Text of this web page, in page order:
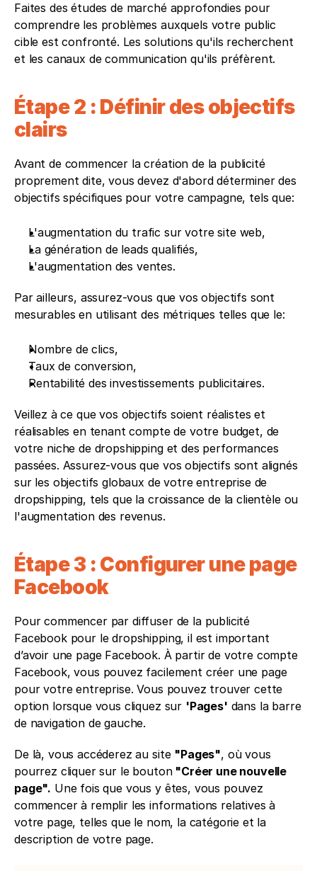
Faites des études de marché approfondies pour
comprendre les problèmes auxquels votre public
cible est confronté. Les solutions qu'ils recherchent
et les canaux de communication qu'ils préfèrent.
Étape 2 : Définir des objectifs
clairs
Avant de commencer la création de la publicité
proprement dite, vous devez d'abord déterminer des
objectifs spécifiques pour votre campagne, tels que:
L'augmentation du trafic sur votre site web,
La génération de leads qualifiés,
L'augmentation des ventes.
Par ailleurs, assurez-vous que vos objectifs sont
mesurables en utilisant des métriques telles que le:
Nombre de clics,
Taux de conversion,
Rentabilité des investissements publicitaires.
Veillez à ce que vos objectifs soient réalistes et
réalisables en tenant compte de votre budget, de
votre niche de dropshipping et des performances
passées. Assurez-vous que vos objectifs sont alignés
sur les objectifs globaux de votre entreprise de
dropshipping, tels que la croissance de la clientèle ou
l'augmentation des revenus.
Étape 3 : Configurer une page
Facebook
Pour commencer par diffuser de la publicité
Facebook pour le dropshipping, il est important
d’avoir une page Facebook. À partir de votre compte
Facebook, vous pouvez facilement créer une page
pour votre entreprise. Vous pouvez trouver cette
option lorsque vous cliquez sur 'Pages' dans la barre
de navigation de gauche.
De là, vous accéderez au site "Pages", où vous
pourrez cliquer sur le bouton "Créer une nouvelle
page". Une fois que vous y êtes, vous pouvez
commencer à remplir les informations relatives à
votre page, telles que le nom, la catégorie et la
description de votre page.